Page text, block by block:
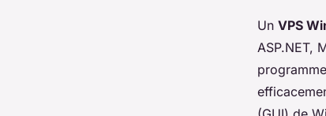
Un VPS
ASP.NET,